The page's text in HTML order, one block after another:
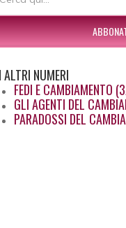
ALTRI NUMERI
FEDI E CAMBIAMENTO
GLI AGENTI DEL
PARADOSSI DEL